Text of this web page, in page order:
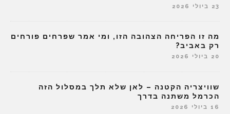
23 ביולי 2026
מה זו הפריחה הצהובה הזו, ומי אמר שפרחים פורחים
רק באביב?
20 ביולי 2026
שוויצריה הקטנה – לאן שלא תלך במסלול הזה
הכרמל משתנה בדרך
16 ביולי 2026